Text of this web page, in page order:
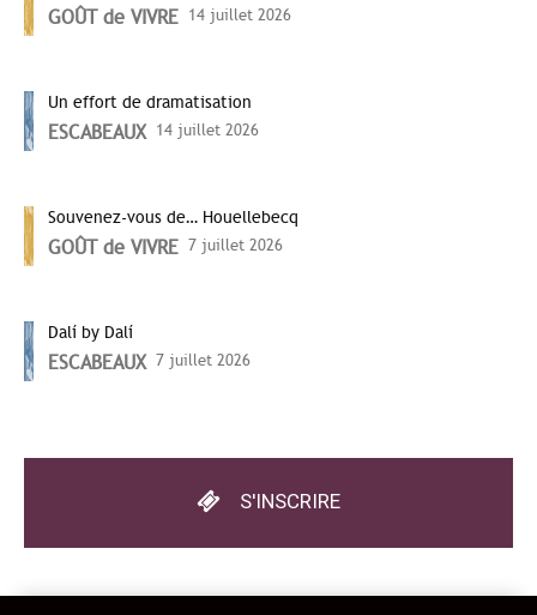
GOÛT de VIVRE 14 juillet 2026
Un effort de dramatisation
ESCABEAUX 14 juillet 2026
Souvenez-vous de… Houellebecq
GOÛT de VIVRE 7 juillet 2026
Dalí by Dalí
ESCABEAUX 7 juillet 2026
S'INSCRIRE